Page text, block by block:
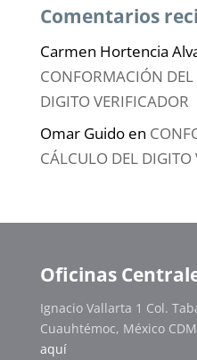
Comentarios
Carmen Hortencia
CONFORMACIÓN DEL
DIGITO VERIFICADOR
Omar Guidoen
CÁLCULO DEL DIGITO
Oficinas
Ignacio Vallarta 1 Col.
Cuauhtémoc, México
aquí